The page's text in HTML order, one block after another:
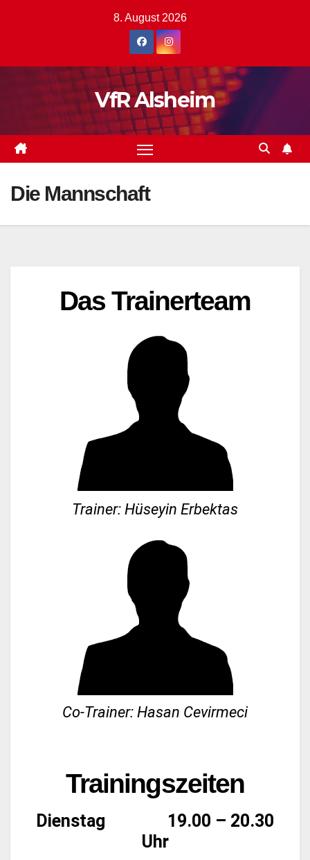
8. August 2026
VfR Alsheim
Die Mannschaft
Das Trainerteam
Trainer: Hüseyin Erbektas
Co-Trainer: Hasan Cevirmeci
Trainingszeiten
Dienstag 19.00 – 20.30
Uhr